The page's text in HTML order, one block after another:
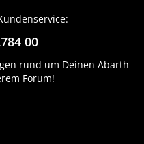
00
rund um Deinen Abarth
Forum!